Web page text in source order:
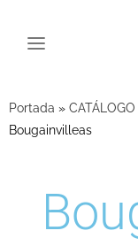
Portada »
Bougainvilleas